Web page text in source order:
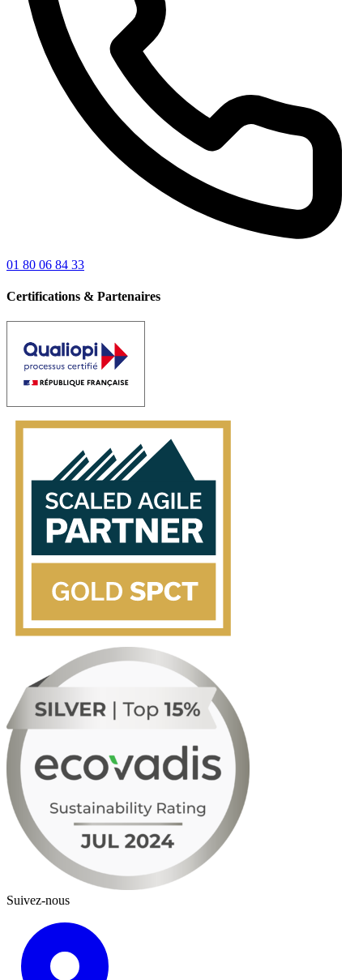
01 80 06 84 33
Certifications & Partenaires
Suivez-nous